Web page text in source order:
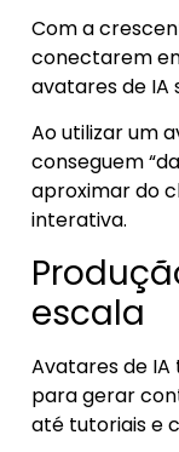
Com a
conectarem
avatares de IA
Ao utilizar um
conseguem
aproximar do
interativa.
escala
Avatares de
para gerar
até tutoriais e